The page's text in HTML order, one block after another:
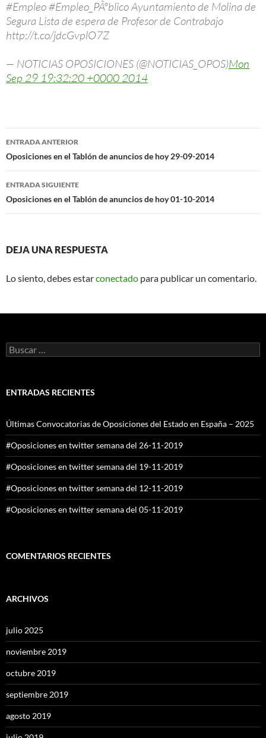
#Empleo #Empleo_PÃºblico Ayuntamiento de Molina de
Segura Lista de espera de Profesor de Contrabajo
http://t.co/jdcGvplO7Z
— NOTICIAS OPOSICIONES (@NOTICIAS_OPOS)Mon
Sep 29 19:32:20 +0000 2014
Navegación
de
entradas
ENTRADA ANTERIOR
Oposiciones en el Tablón de anuncios de hoy 29-09-2014
ENTRADA SIGUIENTE
Oposiciones en el Tablón de anuncios de hoy 01-10-2014
DEJA UNA RESPUESTA
Lo siento, debes estarconectado para publicar un comentario.
Buscar:
ENTRADAS RECIENTES
Últimas Convocatorias de Oposiciones del Estado en España – 2025
#Oposiciones en twitter semana del 26-11-2019
#Oposiciones en twitter semana del 19-11-2019
#Oposiciones en twitter semana del 12-11-2019
#Oposiciones en twitter semana del 05-11-2019
COMENTARIOS RECIENTES
ARCHIVOS
julio 2025
noviembre 2019
octubre 2019
septiembre 2019
agosto 2019